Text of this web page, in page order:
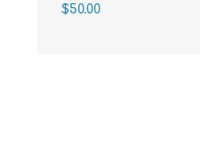
$50.00